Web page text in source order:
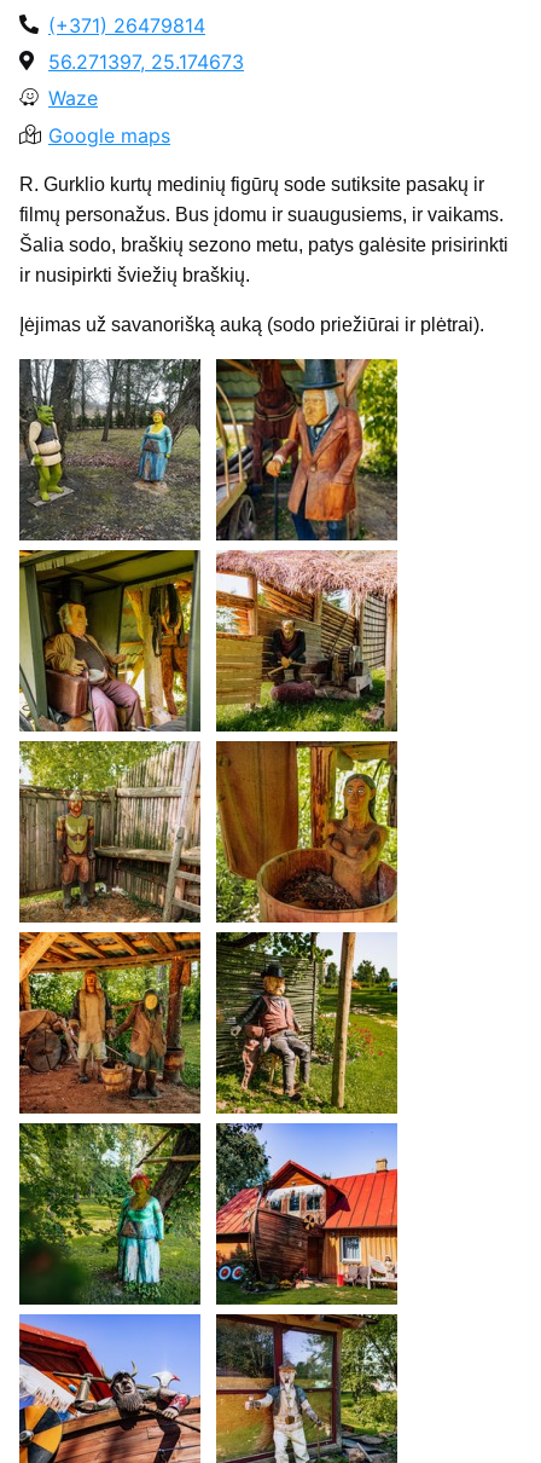
(+371) 26479814
56.271397, 25.174673
Waze
Google maps
R. Gurklio kurtų medinių figūrų sode sutiksite pasakų ir
filmų personažus. Bus įdomu ir suaugusiems, ir vaikams.
Šalia sodo, braškių sezono metu, patys galėsite prisirinkti
ir nusipirkti šviežių braškių.
Įėjimas už savanorišką auką (sodo priežiūrai ir plėtrai).